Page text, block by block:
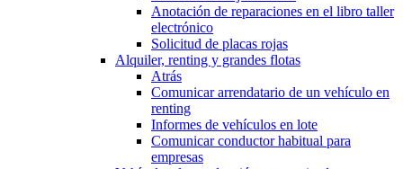
Anotación de reparaciones en el libro taller
electrónico
Solicitud de placas rojas
Alquiler, renting y grandes flotas
Atrás
Comunicar arrendatario de un vehículo en
renting
Informes de vehículos en lote
Comunicar conductor habitual para
empresas